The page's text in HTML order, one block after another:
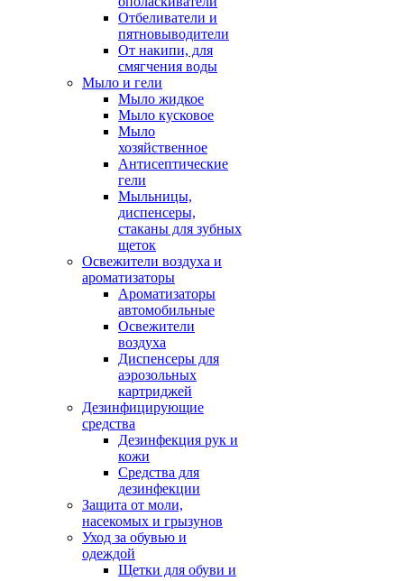
Отбеливатели и
пятновыводители
От накипи, для
смягчения воды
Мыло и гели
Мыло жидкое
Мыло кусковое
Мыло
хозяйственное
Антисептические
гели
Мыльницы,
диспенсеры,
стаканы для зубных
щеток
Освежители воздуха и
ароматизаторы
Ароматизаторы
автомобильные
Освежители
воздуха
Диспенсеры для
аэрозольных
картриджей
Дезинфицирующие
средства
Дезинфекция рук и
кожи
Средства для
дезинфекции
Защита от моли,
насекомых и грызунов
Уход за обувью и
одеждой
Щетки для обуви и